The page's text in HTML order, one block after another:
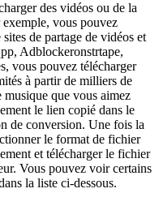
des vidéos ou de la
vous pouvez
de partage de vidéos et
Adblockeronstrtape,
vous pouvez télécharger
à partir de milliers de
musique que vous aimez
le lien copié dans le
de conversion. Une fois la
le format de fichier
et télécharger le fichier
Vous pouvez voir certains
la liste ci-dessous.